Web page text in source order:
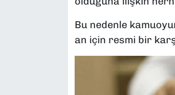
Bu nedenle
an için resmi bir